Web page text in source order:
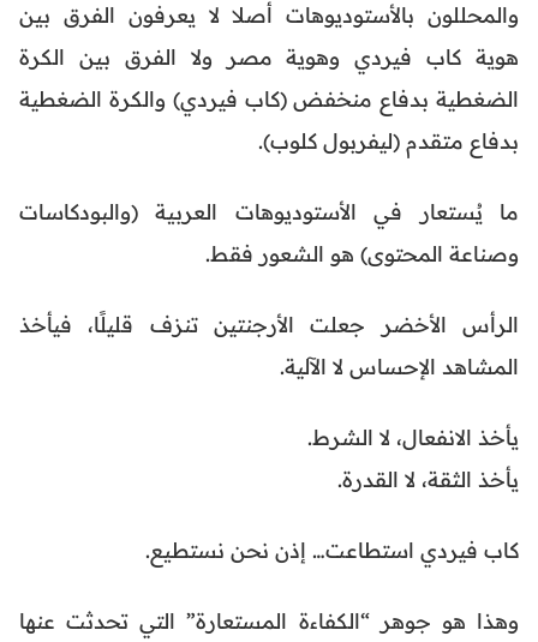
والمحللون بالأستوديوهات أصلا لا يعرفون الفرق بين
هوية كاب فيردي وهوية مصر ولا الفرق بين الكرة
الضغطية بدفاع منخفض (كاب فيردي) والكرة الضغطية
بدفاع متقدم (ليفربول كلوب).
ما يُستعار في الأستوديوهات العربية (والبودكاسات
وصناعة المحتوى) هو الشعور فقط.
الرأس الأخضر جعلت الأرجنتين تنزف قليلًا، فيأخذ
المشاهد الإحساس لا الآلية.
يأخذ الانفعال، لا الشرط.
يأخذ الثقة، لا القدرة.
كاب فيردي استطاعت… إذن نحن نستطيع.
وهذا هو جوهر “الكفاءة المستعارة” التي تحدثت عنها